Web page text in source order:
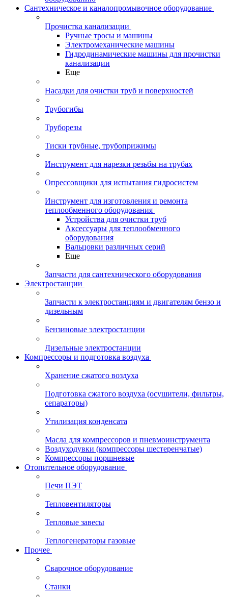
Сантехническое и каналопромывочное оборудование
Прочистка канализации
Ручные тросы и машины
Электромеханические машины
Гидродинамические машины для прочистки
канализации
Еще
Насадки для очистки труб и поверхностей
Трубогибы
Труборезы
Тиски трубные, трубоприжимы
Инструмент для нарезки резьбы на трубах
Опрессовщики для испытания гидросистем
Инструмент для изготовления и ремонта
теплообменного оборудования
Устройства для очистки труб
Аксессуары для теплообменного
оборудования
Вальцовки различных серий
Еще
Запчасти для сантехнического оборудования
Электростанции
Запчасти к электростанциям и двигателям бензо и
дизельным
Бензиновые электростанции
Дизельные электростанции
Компрессоры и подготовка воздуха
Хранение сжатого воздуха
Подготовка сжатого воздуха (осушители, фильтры,
сепараторы)
Утилизация конденсата
Масла для компрессоров и пневмоинструмента
Воздуходувки (компрессоры шестеренчатые)
Компрессоры поршневые
Отопительное оборудование
Печи ПЭТ
Тепловентиляторы
Тепловые завесы
Теплогенераторы газовые
Прочее
Сварочное оборудование
Станки